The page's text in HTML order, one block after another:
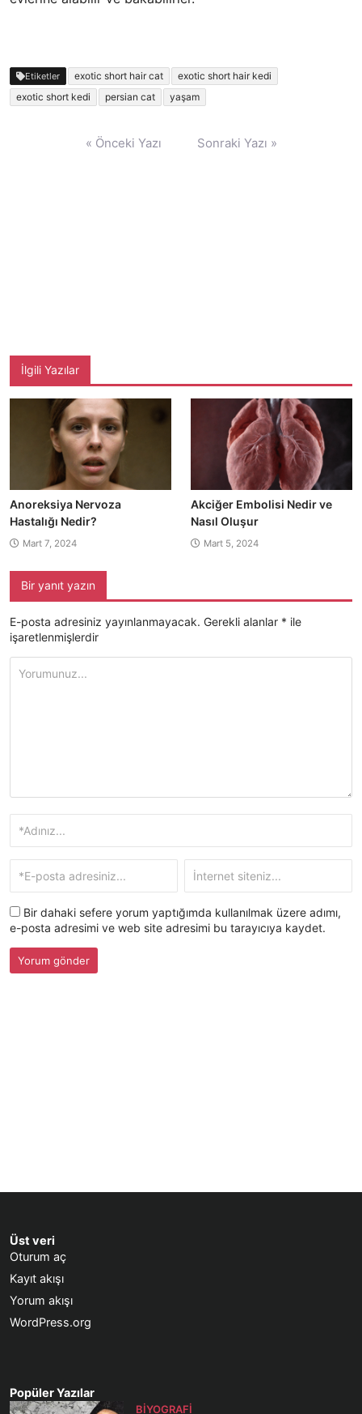
Etiketler exotic short hair cat
exotic short hair kedi
exotic short kedi
persian cat yaşam
« Önceki Yazı Sonraki Yazı »
İlgili Yazılar
Anoreksiya Nervoza
Hastalığı Nedir?
Mart 7, 2024
Akciğer Embolisi Nedir ve
Nasıl Oluşur
Mart 5, 2024
Bir yanıt yazın
E-posta adresiniz yayınlanmayacak. Gerekli alanlar * ile
işaretlenmişlerdir
Bir dahaki sefere yorum yaptığımda kullanılmak üzere adımı,
e-posta adresimi ve web site adresimi bu tarayıcıya kaydet.
Üst veri
Oturum aç
Kayıt akışı
Yorum akışı
WordPress.org
Popüler Yazılar
BIYOGRAFI